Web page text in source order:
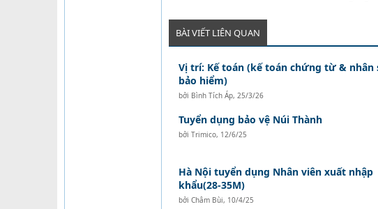
BÀI VIẾT LIÊN QUAN
Vị trí: Kế toán (kế toán chứng từ & nhân
bảo hiểm)
bởi Bình Tích Áp, 25/3/26
Tuyển dụng bảo vệ Núi Thành
bởi Trimico, 12/6/25
Hà Nội tuyển dụng Nhân viên xuất nhập
khẩu(28-35M)
bởi Châm Bùi, 10/4/25